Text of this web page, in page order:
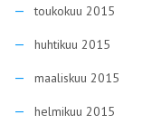
toukokuu 2015
huhtikuu 2015
maaliskuu 2015
helmikuu 2015